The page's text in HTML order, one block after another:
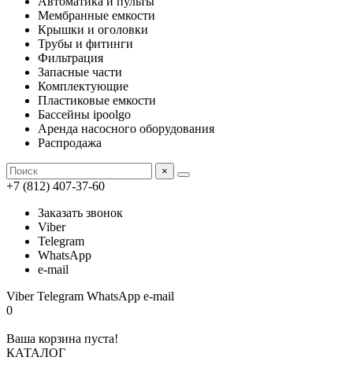
Мембранные емкости
Крышки и оголовки
Трубы и фитинги
Фильтрация
Запасные части
Комплектующие
Пластиковые емкости
Бассейны ipoolgo
Аренда насосного оборудования
Распродажа
×
+7 (812) 407-37-60
Заказать звонок
Viber
Telegram
WhatsApp
e-mail
ViberTelegram WhatsApp e-mail
0
Ваша корзина пуста!
КАТАЛОГ